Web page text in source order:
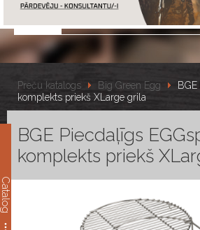
Catalog
Preču katalogs Big Green Egg
komplekts priekš XLarge grila
BGE Piecdaļīgs
komplekts priekš